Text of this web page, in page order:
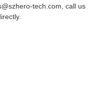
tech.com, call us